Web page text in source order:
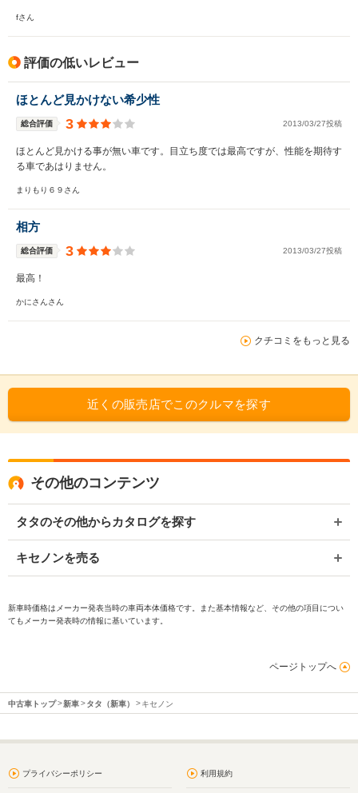
fさん
評価の低いレビュー
ほとんど見かけない希少性
総合評価 3 2013/03/27投稿
ほとんど見かける事が無い車です。目立ち度では最高ですが、性能を期待す
る車であはりません。
まりもり６９さん
相方
総合評価 3 2013/03/27投稿
最高！
かにさんさん
クチコミをもっと見る
近くの販売店でこのクルマを探す
その他のコンテンツ
タタのその他からカタログを探す
キセノンを売る
新車時価格はメーカー発表当時の車両本体価格です。また基本情報など、その他の項目につい
てもメーカー発表時の情報に基いています。
ページトップへ
中古車トップ 新車 タタ（新車） キセノン
プライバシーポリシー 利用規約